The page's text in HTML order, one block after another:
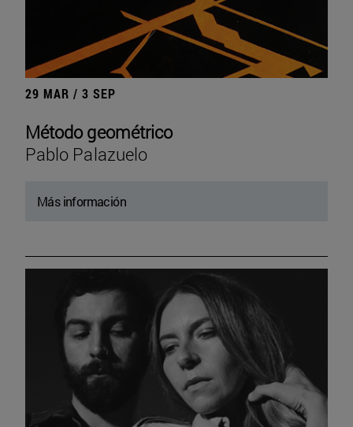
29 MAR / 3 SEP
Método geométrico
Pablo Palazuelo
Más información